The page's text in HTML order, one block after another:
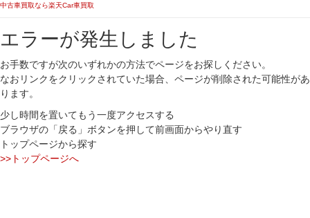
中古車買取なら楽天Car車買取
エラーが発生しました
お手数ですが次のいずれかの方法でページをお探しください。
なおリンクをクリックされていた場合、ページが削除された可能性があ
ります。
少し時間を置いてもう一度アクセスする
ブラウザの「戻る」ボタンを押して前画面からやり直す
トップページから探す
>>トップページへ